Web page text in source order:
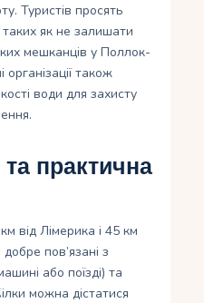
Туристів просять
як не залишати
мешканців у Поллок-
також
води для захисту
та практична
від Лімерика і 45 км
пов’язані з
або поїзді) та
можна дістатися